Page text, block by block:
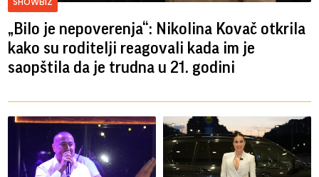
„Bilo je nepoverenja“: Nikolina Kovač otkrila
kako su roditelji reagovali kada im je
saopštila da je trudna u 21. godini